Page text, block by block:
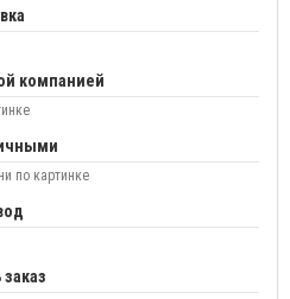
компанией
по картинке